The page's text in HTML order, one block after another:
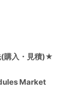
(購入・見積)★
Market